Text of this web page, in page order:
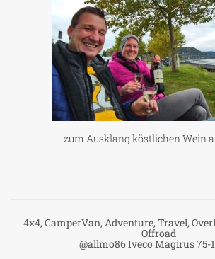
zum Ausklang köstlichen Wein
4x4, CamperVan, Adventure, Travel,
Offroad
@allmo86 Iveco Magirus 75-